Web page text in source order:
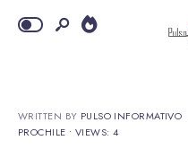
WRITTEN BY PULSO INFORMATIVO
PROCHILE • VIEWS: 4